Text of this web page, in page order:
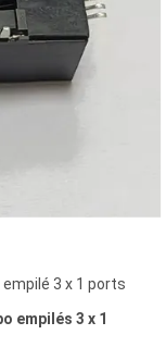
3 x 1 ports
empilés 3 x 1